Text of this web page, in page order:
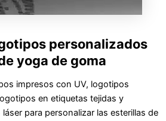
personalizados
yoga de goma
impresos con UV, logotipos
en etiquetas tejidas y
para personalizar las esterillas de